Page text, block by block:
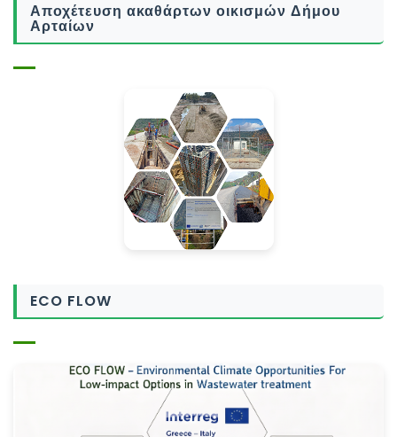
Αποχέτευση ακαθάρτων οικισμών Δήμου
Αρταίων
ECO FLOW